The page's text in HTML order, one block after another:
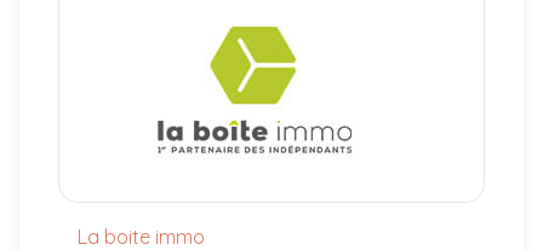
La boite immo